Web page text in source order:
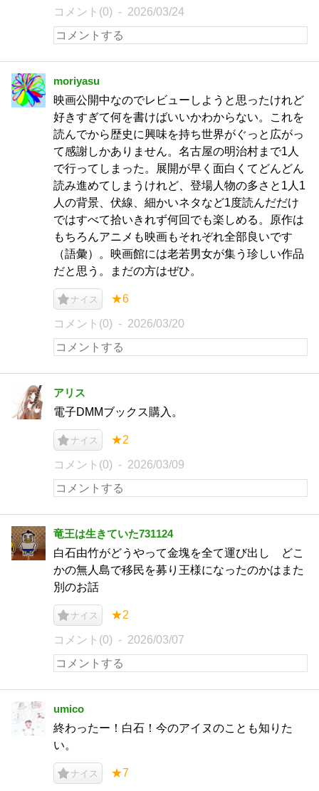
コメント(0) 2026/03/24
moriyasu
映画公開中なのでレビューしようと思ったけれど
好きすぎて何を書けばいいかわからない。これを
読んでから歴史に興味を持ち世界がぐっと広がっ
て感謝しかありません。名古屋の明治村まで1人
で行ってしまった。展開が早く面白くてどんどん
読み進めてしまうけれど、登場人物の多さと1人1
人の背景、伏線、細かいネタなど1度読んだだけ
ではすべて拾いきれず何回でも楽しめる。原作は
もちろんアニメも映画もそれぞれ全部良いです
（語彙）。映画館には老若男女が集う珍しい作品
だと思う。まだの方はぜひ。
ナイス ★6
コメント(0) 2026/03/20
アリス
電子DMMブックス購入。
ナイス ★2
コメント(0) 2026/03/09
竜王は生きていた731124
白石由竹がどうやって金塊を全て運び出し どこ
かの無人島で移民を募り王様になったのかはまた
別のお話
ナイス ★2
コメント(0) 2026/03/07
umico
終わったー！白石！今のアイヌのことも知りた
い。
ナイス ★7